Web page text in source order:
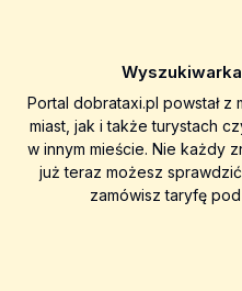
Portal dobrataxi.pl powstał z
miast, jak i także turystach
w innym mieście. Nie każdy
już teraz możesz
zamówisz taryfę